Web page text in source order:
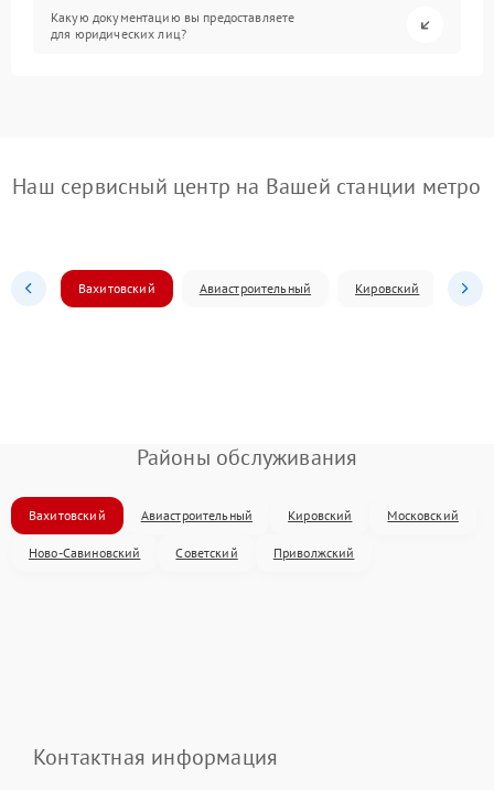
Какую документацию вы предоставляете
для юридических лиц?
Наш сервисный центр на Вашей станции метро
Вахитовский Авиастроительный Кировский
Районы обслуживания
Вахитовский Авиастроительный Кировский Московский
Ново-Савиновский Советский Приволжский
Контактная информация